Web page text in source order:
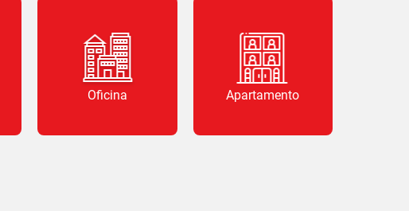
Oficina Apartamento